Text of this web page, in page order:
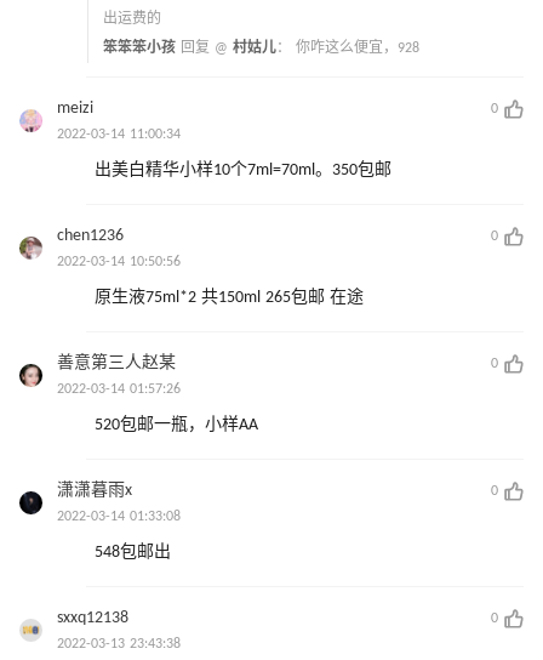
出运费的
笨笨笨小孩 回复 @ 村姑儿： 你咋这么便宜，928
meizi
0
2022-03-14 11:00:34
出美白精华小样10个7ml=70ml。350包邮
chen1236
0
2022-03-14 10:50:56
原生液75ml*2 共150ml 265包邮 在途
善意第三人赵某
0
2022-03-14 01:57:26
520包邮一瓶，小样AA
潇潇暮雨x
0
2022-03-14 01:33:08
548包邮出
sxxq12138
0
2022-03-13 23:43:38